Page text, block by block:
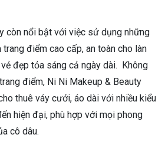
còn nổi bật với việc sử dụng những
điểm cao cấp, an toàn cho làn
đẹp tỏa sáng cả ngày dài. Không
điểm, Ni Ni Makeup & Beauty
thuê váy cưới, áo dài với nhiều kiểu
hiện đại, phù hợp với mọi phong
cô dâu.